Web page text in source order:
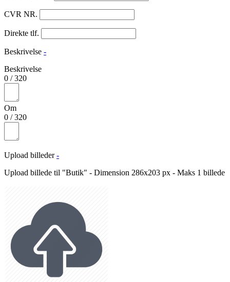
CVR NR.
Direkte tlf.
Beskrivelse -
Beskrivelse
0 /320
Om
0 /320
Upload billeder -
Upload billede til "Butik" - Dimension 286x203 px - Maks 1 billede